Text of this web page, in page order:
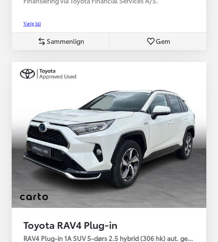
Vælg bil
Sammenlign Gem
Toyota RAV4 Plug-in
RAV4 Plug-in 1A SUV 5-dørs 2.5 hybrid (306 hk) aut. gear AWD-i